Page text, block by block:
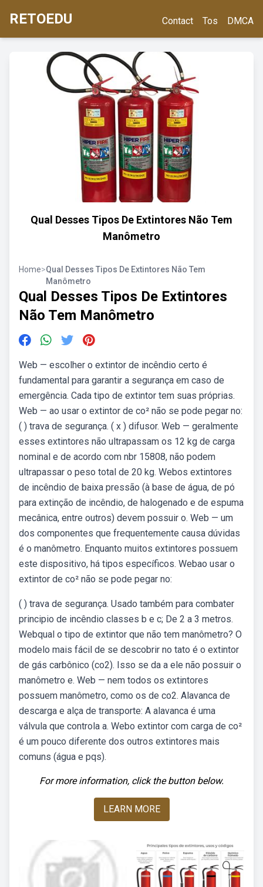
RETOEDU Contact Tos DMCA
Qual Desses Tipos De Extintores Não Tem
Manômetro
Home>Qual Desses Tipos De Extintores Não Tem
Manômetro
Qual Desses Tipos De Extintores
Não Tem Manômetro
Web — escolher o extintor de incêndio certo é
fundamental para garantir a segurança em caso de
emergência. Cada tipo de extintor tem suas próprias.
Web — ao usar o extintor de co² não se pode pegar no:
( ) trava de segurança. ( x ) difusor. Web — geralmente
esses extintores não ultrapassam os 12 kg de carga
nominal e de acordo com nbr 15808, não podem
ultrapassar o peso total de 20 kg. Webos extintores
de incêndio de baixa pressão (à base de água, de pó
para extinção de incêndio, de halogenado e de espuma
mecânica, entre outros) devem possuir o. Web — um
dos componentes que frequentemente causa dúvidas
é o manômetro. Enquanto muitos extintores possuem
este dispositivo, há tipos específicos. Webao usar o
extintor de co² não se pode pegar no:
( ) trava de segurança. Usado também para combater
principio de incêndio classes b e c; De 2 a 3 metros.
Webqual o tipo de extintor que não tem manômetro? O
modelo mais fácil de se descobrir no tato é o extintor
de gás carbônico (co2). Isso se da a ele não possuir o
manômetro e. Web — nem todos os extintores
possuem manômetro, como os de co2. Alavanca de
descarga e alça de transporte: A alavanca é uma
válvula que controla a. Webo extintor com carga de co²
é um pouco diferente dos outros extintores mais
comuns (água e pqs).
For more information, click the button below.
LEARN MORE